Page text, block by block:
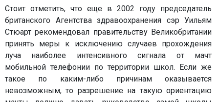
Стоит отметить, что еще в 2002 году председатель
британского Агентства здравоохранения сэр Уильям
Стюарт рекомендовал правительству Великобритании
принять меры к исключению случаев прохождения
луча наиболее интенсивного сигнала от мачт
мобильной телефонии по территории школ. Если же
такое по каким-либо причинам оказывается
невозможным, то разрешение на такую ориентацию